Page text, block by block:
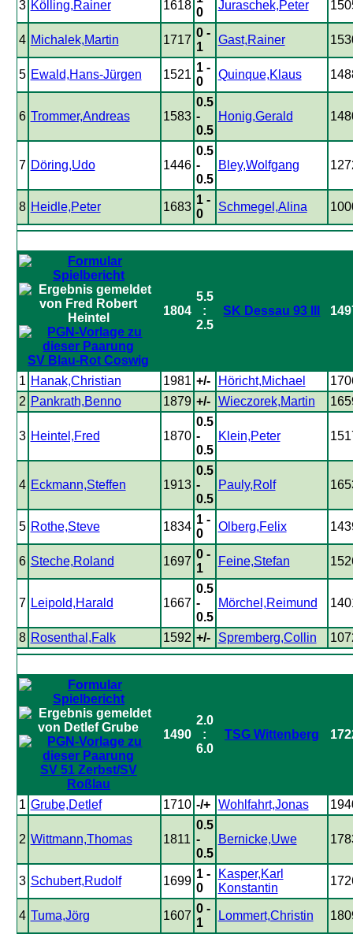
3 Kölling,Rainer 1618
0
Juraschek,Peter
4 Michalek,Martin 1717
0 -
1
Gast,Rainer
5 Ewald,Hans-Jürgen 1521
1 -
0
Quinque,Klaus
6 Trommer,Andreas 1583
0.5
-
0.5
Honig,Gerald
7 Döring,Udo 1446
0.5
-
0.5
Bley,Wolfgang
8 Heidle,Peter 1683
1 -
0
Schmegel,Alina
SV Blau-Rot Coswig
1804
5.5
:
2.5
SK Dessau 93 III
1 Hanak,Christian 1981 +/- Höricht,Michael
2 Pankrath,Benno 1879 +/- Wieczorek,Martin
3 Heintel,Fred 1870
0.5
-
0.5
Klein,Peter
4 Eckmann,Steffen 1913
0.5
-
0.5
Pauly,Rolf
5 Rothe,Steve 1834
1 -
0
Olberg,Felix
6 Steche,Roland 1697
0 -
1
Feine,Stefan
7 Leipold,Harald 1667
0.5
-
0.5
Mörchel,Reimund
8 Rosenthal,Falk 1592 +/- Spremberg,Collin
SV 51 Zerbst/SV
Roßlau
1490
2.0
:
6.0
TSG Wittenberg
1 Grube,Detlef 1710 -/+ Wohlfahrt,Jonas
2 Wittmann,Thomas 1811
0.5
-
0.5
Bernicke,Uwe
3 Schubert,Rudolf 1699
1 -
0
Kasper,Karl
Konstantin
4 Tuma,Jörg 1607
0 -
1
Lommert,Christin